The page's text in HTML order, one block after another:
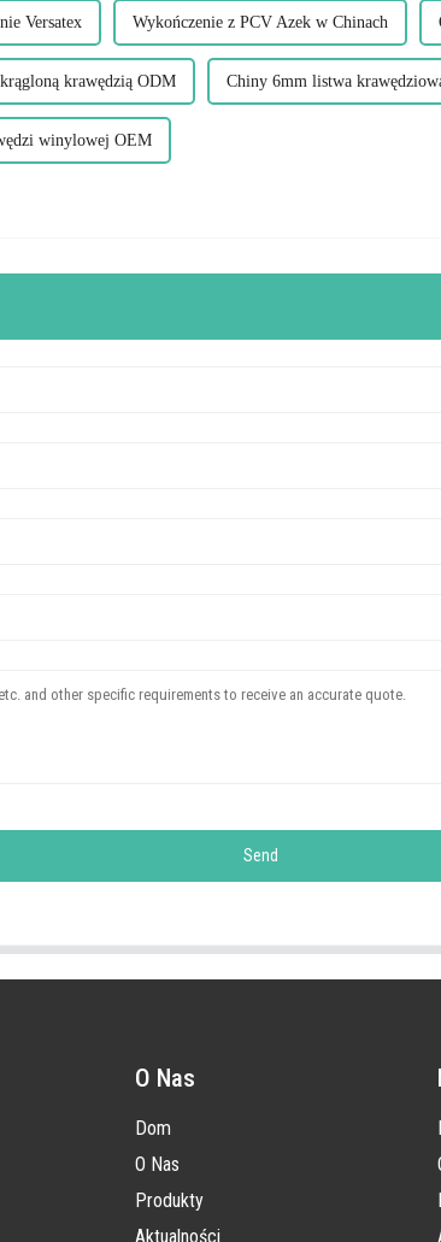
Versatex Wykończenie z PCV Azek w Chinach
krawędzią ODM Chiny 6mm listwa
winylowej OEM
Send
O Nas
Dom
O Nas
Produkty
Aktualności